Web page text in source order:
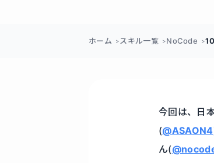
ホーム スキル一覧 NoCode
今回は、日
(@ASAON4
ん(